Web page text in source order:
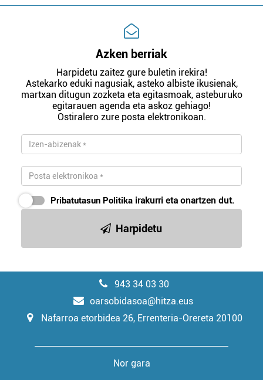
Azken berriak
Harpidetu zaitez gure buletin irekira!
Astekarko eduki nagusiak, asteko albiste ikusienak,
martxan ditugun zozketa eta egitasmoak, asteburuko
egitarauen agenda eta askoz gehiago!
Ostiralero zure posta elektronikoan.
Pribatutasun Politika irakurri eta onartzen dut.
Harpidetu
943 34 03 30
oarsobidasoa@hitza.eus
Nafarroa etorbidea 26, Errenteria-Orereta 20100
Nor gara